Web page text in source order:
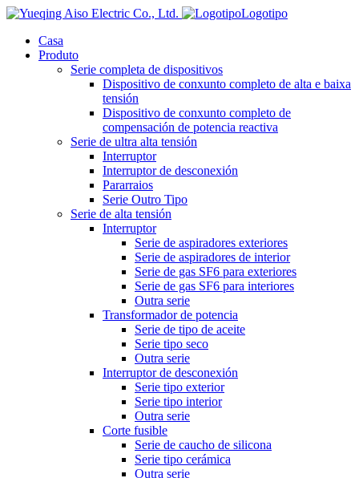
Logotipo
Casa
Produto
Serie completa de dispositivos
Dispositivo de conxunto completo de alta e baixa
tensión
Dispositivo de conxunto completo de
compensación de potencia reactiva
Serie de ultra alta tensión
Interruptor
Interruptor de desconexión
Pararraios
Serie Outro Tipo
Serie de alta tensión
Interruptor
Serie de aspiradores exteriores
Serie de aspiradores de interior
Serie de gas SF6 para exteriores
Serie de gas SF6 para interiores
Outra serie
Transformador de potencia
Serie de tipo de aceite
Serie tipo seco
Outra serie
Interruptor de desconexión
Serie tipo exterior
Serie tipo interior
Outra serie
Corte fusible
Serie de caucho de silicona
Serie tipo cerámica
Outra serie